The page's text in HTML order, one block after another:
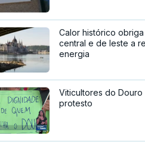
Calor histórico obriga
central e de leste a
energia
Viticultores do Douro
protesto